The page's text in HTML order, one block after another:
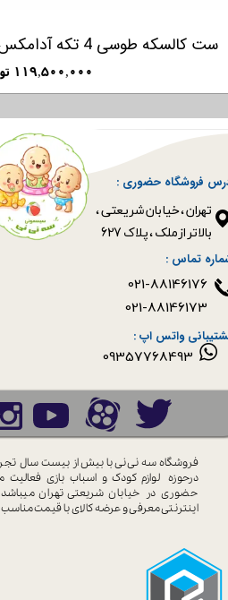
فروشگاه حضوری :
​​​​​​​تهران ، خیابان شریعتی ،
بالاتر از ملک ، پلاک 627​​​​​​​
09357768493
فروشگاه سه نی نی با بیش از بیست سال
درحوزه لوازم کودک و اسباب بازی فعالیت
حضوری در خیابان شریعتی تهران
اینترنتی معرفی و عرضه کالای باقیمت مناسب و
تماس :
واتس اپ :